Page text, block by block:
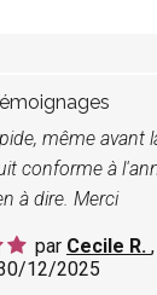
même avant
conforme à
à dire. Merci
par Cecile R.
12/2025